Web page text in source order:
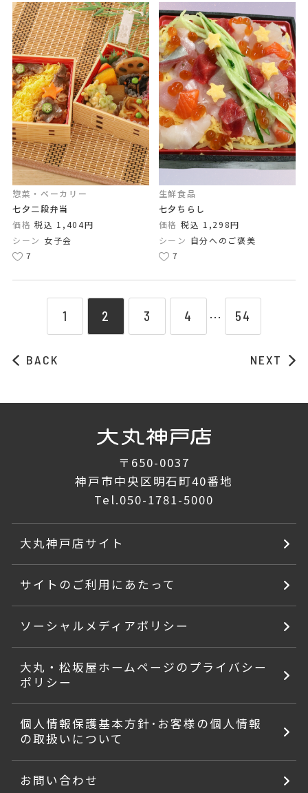
惣菜・ベーカリー
七夕二段弁当
価格 税込 1,404円
シーン 女子会
7
生鮮食品
七夕ちらし
価格 税込 1,298円
シーン 自分へのご褒美
7
BACK
1 2 3 4 ⋯ 54
NEXT
〒650-0037
神戸市中央区明石町40番地
Tel.050-1781-5000
大丸神戸店サイト
サイトのご利用にあたって
ソーシャルメディアポリシー
大丸・松坂屋ホームページのプライバシー
ポリシー
個人情報保護基本方針･お客様の個人情報
の取扱いについて
お問い合わせ